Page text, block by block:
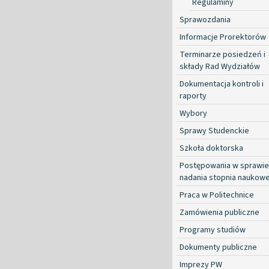
Sprawozdania
Informacje Prorektorów
Terminarze posiedzeń i
składy Rad Wydziałów
Dokumentacja kontroli i
raporty
Wybory
Sprawy Studenckie
Szkoła doktorska
Postępowania w sprawie
nadania stopnia
Praca w Politechnice
Zamówienia publiczne
Programy studiów
Dokumenty publiczne
Imprezy PW